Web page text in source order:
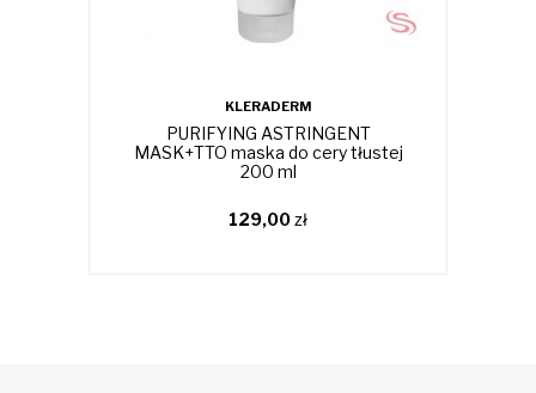
KLERADERM
PURIFYING ASTRINGENT
MASK+TTO maska do cery tłustej
200 ml
129,00zł